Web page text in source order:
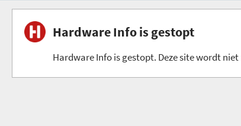
Hardware Info is gestopt
Hardware Info is gestopt. Deze site wordt